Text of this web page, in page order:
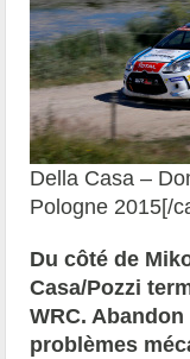
Della Casa –
Pologne 2015[/
Du côté de
Casa/Pozzi
WRC.
problèmes